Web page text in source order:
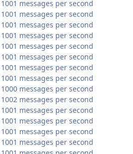
1001 messages per second
1001 messages per second
1001 messages per second
1001 messages per second
1001 messages per second
1001 messages per second
1001 messages per second
1001 messages per second
1000 messages per second
1002 messages per second
1001 messages per second
1001 messages per second
1001 messages per second
1001 messages per second